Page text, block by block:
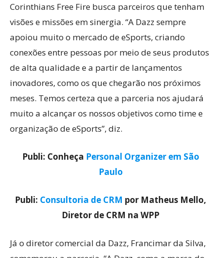
Corinthians Free Fire busca parceiros que tenham
visões e missões em sinergia. “A Dazz sempre
apoiou muito o mercado de eSports, criando
conexões entre pessoas por meio de seus produtos
de alta qualidade e a partir de lançamentos
inovadores, como os que chegarão nos próximos
meses. Temos certeza que a parceria nos ajudará
muito a alcançar os nossos objetivos como time e
organização de eSports”, diz.
Publi: Conheça Personal Organizer em São
Paulo
Publi: Consultoria de CRM por Matheus Mello,
Diretor de CRM na WPP
Já o diretor comercial da Dazz, Francimar da Silva,